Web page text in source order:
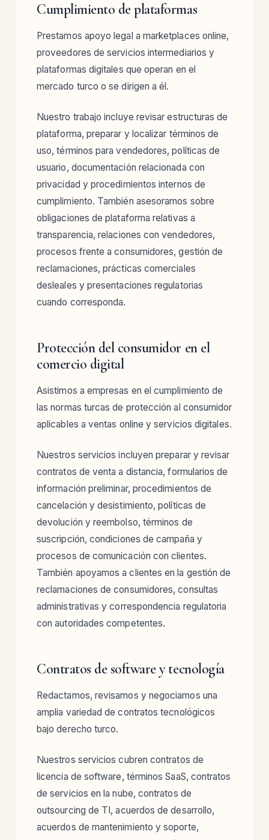
Cumplimiento de plataformas
Prestamos apoyo legal a marketplaces online,
proveedores de servicios intermediarios y
plataformas digitales que operan en el
mercado turco o se dirigen a él.
Nuestro trabajo incluye revisar estructuras de
plataforma, preparar y localizar términos de
uso, términos para vendedores, políticas de
usuario, documentación relacionada con
privacidad y procedimientos internos de
cumplimiento. También asesoramos sobre
obligaciones de plataforma relativas a
transparencia, relaciones con vendedores,
procesos frente a consumidores, gestión de
reclamaciones, prácticas comerciales
desleales y presentaciones regulatorias
cuando corresponda.
Protección del consumidor en el
comercio digital
Asistimos a empresas en el cumplimiento de
las normas turcas de protección al consumidor
aplicables a ventas online y servicios digitales.
Nuestros servicios incluyen preparar y revisar
contratos de venta a distancia, formularios de
información preliminar, procedimientos de
cancelación y desistimiento, políticas de
devolución y reembolso, términos de
suscripción, condiciones de campaña y
procesos de comunicación con clientes.
También apoyamos a clientes en la gestión de
reclamaciones de consumidores, consultas
administrativas y correspondencia regulatoria
con autoridades competentes.
Contratos de software y tecnología
Redactamos, revisamos y negociamos una
amplia variedad de contratos tecnológicos
bajo derecho turco.
Nuestros servicios cubren contratos de
licencia de software, términos SaaS, contratos
de servicios en la nube, contratos de
outsourcing de TI, acuerdos de desarrollo,
acuerdos de mantenimiento y soporte,